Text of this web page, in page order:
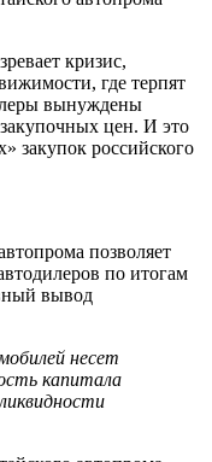
кризис,
где терпят
вынуждены
цен. И это
закупок российского
позволяет
по итогам
вывод
несет
капитала